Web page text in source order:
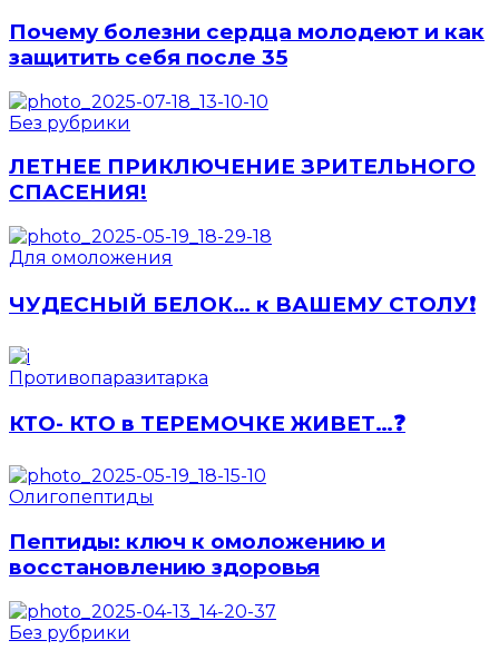
Почему болезни сердца молодеют и как
защитить себя после 35
Без рубрики
ЛЕТНЕЕ ПРИКЛЮЧЕНИЕ ЗРИТЕЛЬНОГО
СПАСЕНИЯ!
Для омоложения
ЧУДЕСНЫЙ БЕЛОК… к ВАШЕМУ СТОЛУ❗️
Противопаразитарка
КТО- КТО в ТЕРЕМОЧКЕ ЖИВЕТ…❓
Олигопептиды
Пептиды: ключ к омоложению и
восстановлению здоровья
Без рубрики